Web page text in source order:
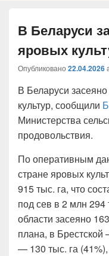
В Беларуси
яровых
Опубликовано 22.04.2026
В Беларуси
культур, сообщили
Министерства
продовольствия.
По оперативным
стране яровых
915 тыс. га, что
под сев в 2 млн 294
области засеяно
плана, в Брестской
— 130 тыс. га